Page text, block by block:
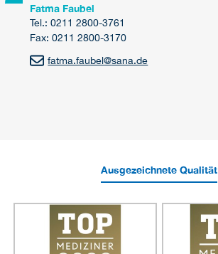
Fatma Faubel
Tel.: 0211 2800-3761
Fax: 0211 2800-3170
fatma.faubel@sana.de
Ausgezeichnete Qualität